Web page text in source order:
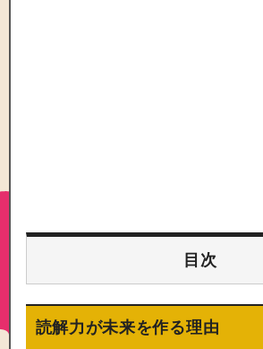
目次
読解力が未来を作る理由